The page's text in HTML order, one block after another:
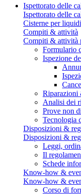
Ispettorato delle
Ispettorato delle
Cisterne per
Compiti & attività
Compiti & attività
Formulario
Ispezione
Riparazioni
Analisi dei
Prove non
Tecnologia
Disposizioni &
Disposizioni &
Leggi,
Il
Schede
Know-how &
Know-how &
Corso di